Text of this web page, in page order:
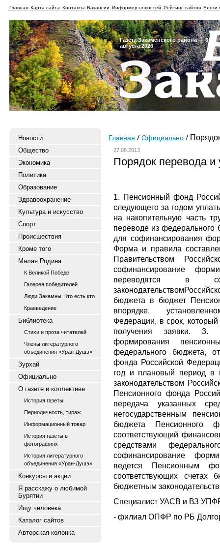
Главная Карта сайта Контакты Вакансии Информер новостей Рейтинг сайтов Блоги
Газета Закаменского района — 3
августа 2026
Новости
Общество
Экономика
Политика
Образование
Здравоохранение
Культура и искусство
Спорт
Происшествия
Кроме того
Малая Родина
К Великой Победе
Галерея победителей
Люди Закамны. Кто есть кто
Краеведение
Библиотека
Стихи и проза читателей
Члены литературного
объединения «Уран-Душэ»
Зурхай
Официально
О газете и коллективе
История газеты
Периодичность, тираж
Информационный товар
История газеты в
фотографиях
История литературного
объединения «Уран-Душэ»
Конкурсы и акции
Я расскажу о любимой
Бурятии
Ищу человека
Каталог сайтов
Авторская колонка
Главная Официально
27.08.2013
Порядок перевода и
1. Пенсионный фонд
следующего за годом
на накопительную часть
переводе из
для софинансирования
Форма и правила
Правительством
софинансирование
переводятся в
бюджета в бюджет
впорядке,
Федерации, в срок,
получения заявки. 3.
формирования
федерального бюджета,
фонда Российской
год и плановый период в
законодательством
Пенсионного фонда
передача указанных
негосударственным
бюджета Пенсионного
соответствующий
средствами
софинансирование
ведется Пенсионным
соответствующих счетах
бюджетным
Специалист УАСВ и ВЗ
- филиал ОПФР по РБ